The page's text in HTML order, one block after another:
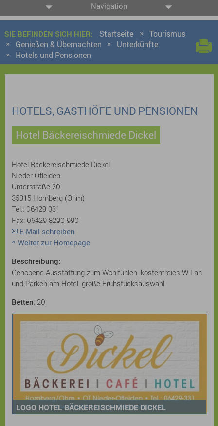
Navigation
SIE BEFINDEN SICH HIER: Startseite
Tourismus
Genießen & Übernachten
Unterkünfte
Hotels und Pensionen
HOTELS, GASTHÖFE UND PENSIONEN
Hotel Bäckereischmiede Dickel
Hotel Bäckereischmiede Dickel
Nieder-Ofleiden
Unterstraße 20
35315 Homberg (Ohm)
Tel.: 06429 331
Fax: 06429 8290 990
E-Mail schreiben
Weiter zur Homepage
Beschreibung:
Gehobene Ausstattung zum Wohlfühlen, kostenfreies W-Lan
und Parken am Hotel, große Frühstücksauswahl
Betten: 20
LOGO HOTEL BÄCKEREISCHMIEDE DICKEL